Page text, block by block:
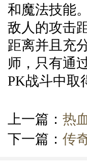
和魔法技能
敌人的攻击
距离并且充
师，只有通
PK战斗中取
上一篇： 热
下一篇： 传